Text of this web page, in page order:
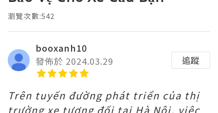
瀏覽次數:542
booxanh10
發佈於 2024.03.29
追蹤
Trên tuyến đường phát triển của thị
trường xe tương đối tại Hà Nội, việc